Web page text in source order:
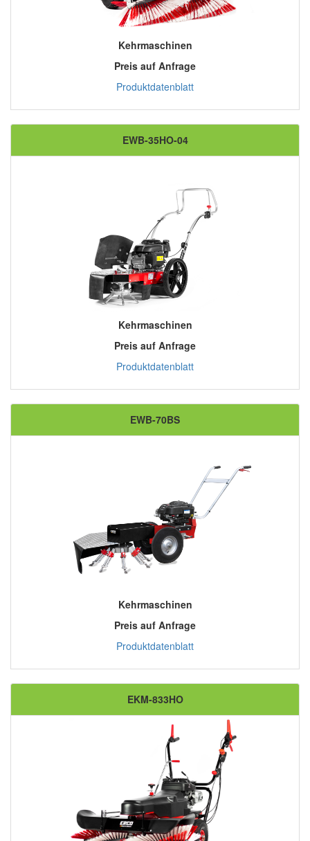
Kehrmaschinen
Preis auf Anfrage
Produktdatenblatt
EWB-35HO-04
Kehrmaschinen
Preis auf Anfrage
Produktdatenblatt
EWB-70BS
Kehrmaschinen
Preis auf Anfrage
Produktdatenblatt
EKM-833HO